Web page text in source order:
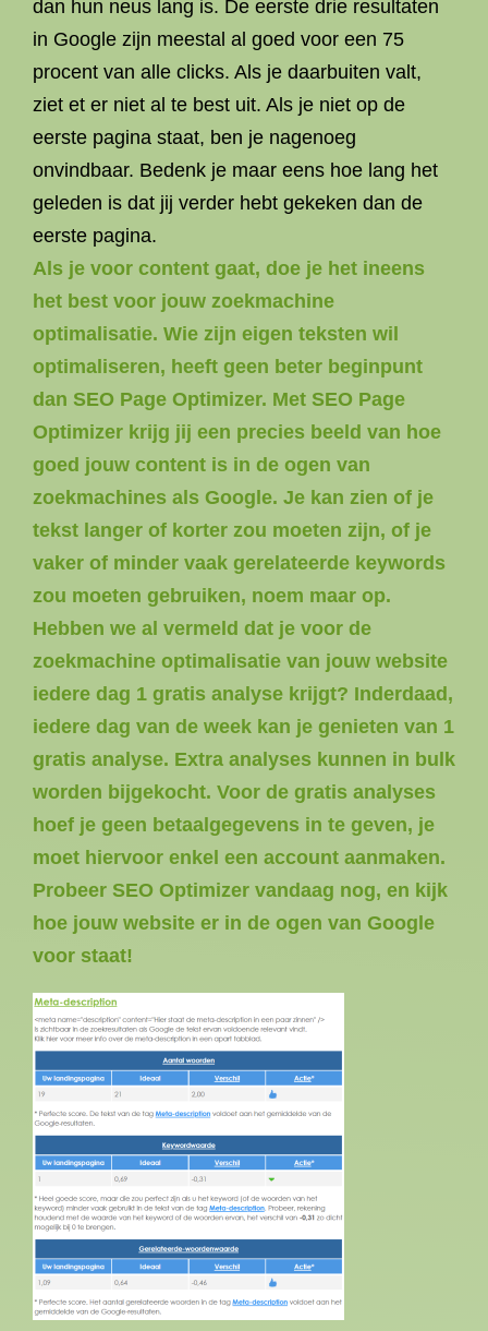
dan hun neus lang is. De eerste drie resultaten
in Google zijn meestal al goed voor een 75
procent van alle clicks. Als je daarbuiten valt,
ziet et er niet al te best uit. Als je niet op de
eerste pagina staat, ben je nagenoeg
onvindbaar. Bedenk je maar eens hoe lang het
geleden is dat jij verder hebt gekeken dan de
eerste pagina.
Als je voor content gaat, doe je het ineens
het best voor jouw zoekmachine
optimalisatie. Wie zijn eigen teksten wil
optimaliseren, heeft geen beter beginpunt
dan SEO Page Optimizer. Met SEO Page
Optimizer krijg jij een precies beeld van hoe
goed jouw content is in de ogen van
zoekmachines als Google. Je kan zien of je
tekst langer of korter zou moeten zijn, of je
vaker of minder vaak gerelateerde keywords
zou moeten gebruiken, noem maar op.
Hebben we al vermeld dat je voor de
zoekmachine optimalisatie van jouw website
iedere dag 1 gratis analyse krijgt? Inderdaad,
iedere dag van de week kan je genieten van 1
gratis analyse. Extra analyses kunnen in bulk
worden bijgekocht. Voor de gratis analyses
hoef je geen betaalgegevens in te geven, je
moet hiervoor enkel een account aanmaken.
Probeer SEO Optimizer vandaag nog, en kijk
hoe jouw website er in de ogen van Google
voor staat!